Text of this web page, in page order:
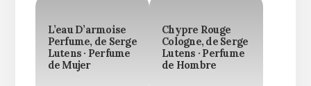
L’eau D’armoise
Perfume, de Serge
Lutens · Perfume
de Mujer
Chypre Rouge
Cologne, de Serge
Lutens · Perfume
de Hombre